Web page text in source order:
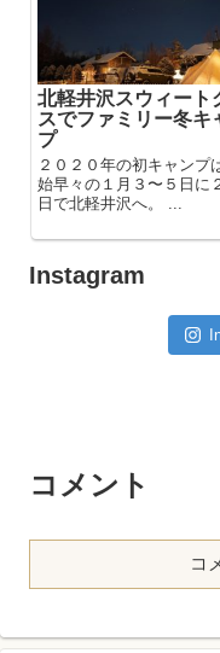
北軽井沢スウィート
スでファミリー冬キ
プ
２０２０年の初キャンプ
始早々の１月３〜５日に
日で北軽井沢へ。 ...
Instagram
コメント
コ